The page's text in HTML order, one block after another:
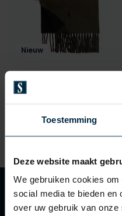
Toestemming
Deze website maakt
We gebruiken cookies
social media te bieden en
over uw gebruik van
sjaal groen
€ 115,00
Nieuw